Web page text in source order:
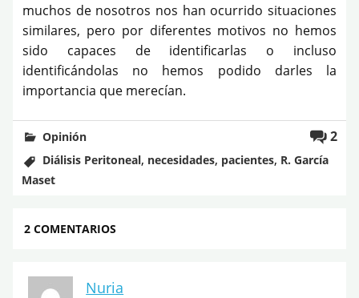
muchos de nosotros nos han ocurrido situaciones
similares, pero por diferentes motivos no hemos
sido capaces de identificarlas o incluso
identificándolas no hemos podido darles la
importancia que merecían.
2
Opinión
Diálisis Peritoneal, necesidades, pacientes, R. García
Maset
2 COMENTARIOS
Nuria